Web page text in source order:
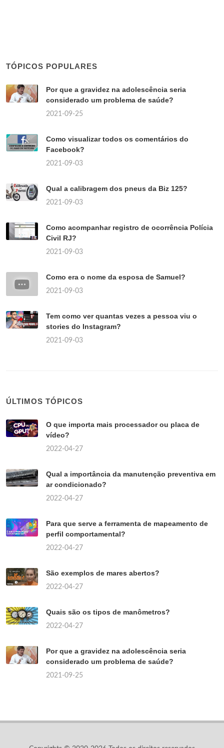
TÓPICOS POPULARES
Por que a gravidez na adolescência seria
considerado um problema de saúde?
2021-09-25
Como visualizar todos os comentários do
Facebook?
2021-09-03
Qual a calibragem dos pneus da Biz 125?
2021-09-03
Como acompanhar registro de ocorrência Polícia
Civil RJ?
2021-09-03
Como era o nome da esposa de Samuel?
2021-09-03
Tem como ver quantas vezes a pessoa viu o
stories do Instagram?
2021-09-03
ÚLTIMOS TÓPICOS
O que importa mais processador ou placa de
vídeo?
2022-04-27
Qual a importância da manutenção preventiva em
ar condicionado?
2022-04-27
Para que serve a ferramenta de mapeamento de
perfil comportamental?
2022-04-27
São exemplos de mares abertos?
2022-04-27
Quais são os tipos de manômetros?
2022-04-27
Por que a gravidez na adolescência seria
considerado um problema de saúde?
2021-09-25